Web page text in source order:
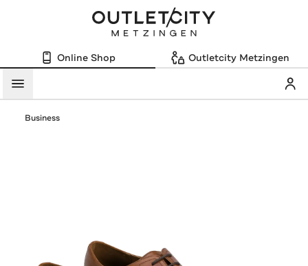
Online Shop Outletcity Metzingen
Menü
Business